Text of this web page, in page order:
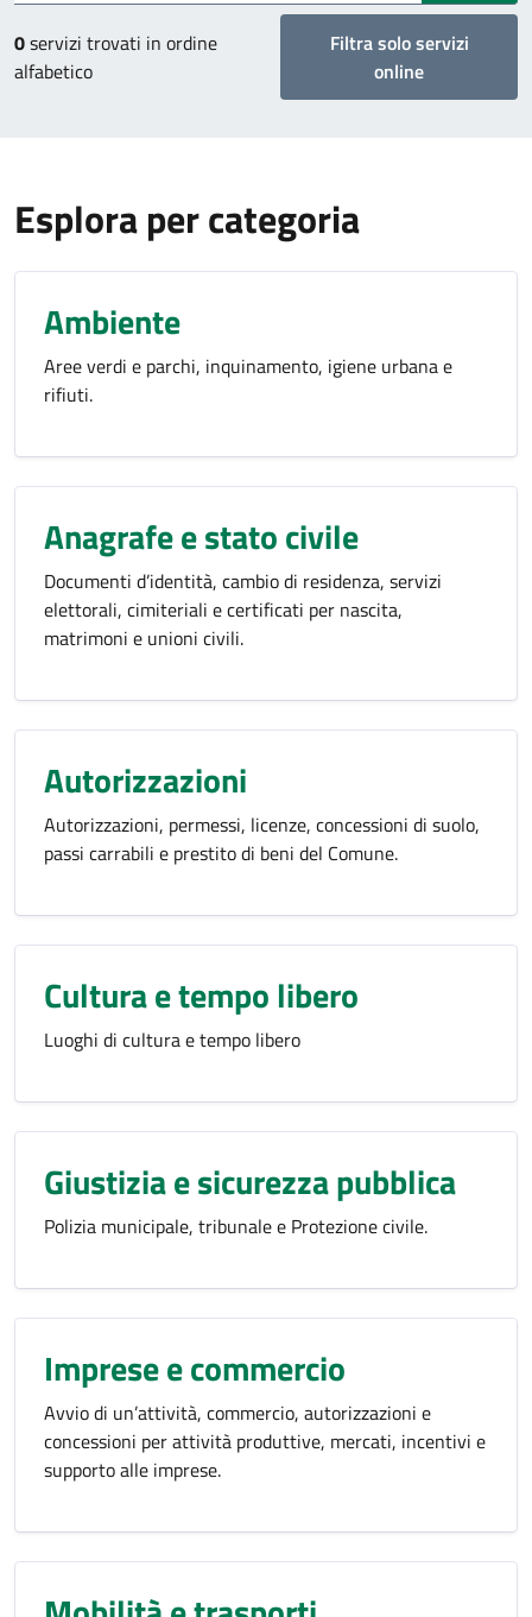
0servizi trovati in ordine
alfabetico
Filtra solo servizi
online
Esplora per categoria
Ambiente
Aree verdi e parchi, inquinamento, igiene urbana e
rifiuti.
Anagrafe e stato civile
Documenti d’identità, cambio di residenza, servizi
elettorali, cimiteriali e certificati per nascita,
matrimoni e unioni civili.
Autorizzazioni
Autorizzazioni, permessi, licenze, concessioni di suolo,
passi carrabili e prestito di beni del Comune.
Cultura e tempo libero
Luoghi di cultura e tempo libero
Giustizia e sicurezza pubblica
Polizia municipale, tribunale e Protezione civile.
Imprese e commercio
Avvio di un’attività, commercio, autorizzazioni e
concessioni per attività produttive, mercati, incentivi e
supporto alle imprese.